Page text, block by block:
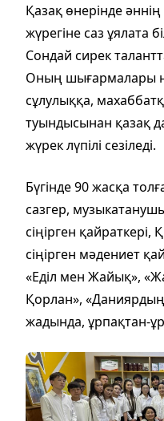
Қазақ өнерінде әннің
жүрегіне саз ұялата
Сондай сирек
Оның шығармалары
сұлулыққа,
туындысынан қазақ
жүрек лүпілі сезіледі.
Бүгінде 90 жасқа
сазгер,
сіңірген
сіңірген мәдениет
«Еділ мен Жайық»,
Қорлан», «Даниярдың
жадында, ұрпақтан-